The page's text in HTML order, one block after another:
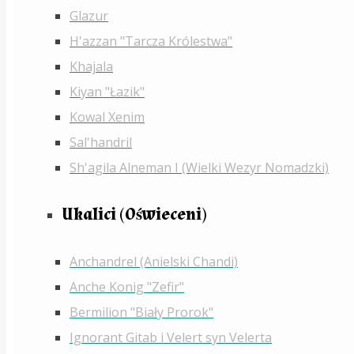
Glazur
H'azzan "Tarcza Królestwa"
Khajala
Kiyan "Łazik"
Kowal Xenim
Sal'handril
Sh'agila Alneman I (Wielki Wezyr Nomadzki)
Ukalici (Oświeceni)
Anchandrel (Anielski Chandi)
Anche Konig "Zefir"
Bermilion "Biały Prorok"
Ignorant Gitab i Velert syn Velerta